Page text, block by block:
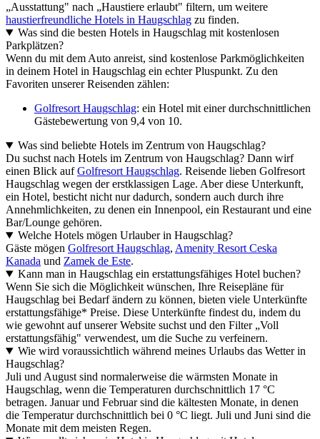
„Ausstattung" nach „Haustiere erlaubt" filtern, um weitere
haustierfreundliche Hotels in Haugschlag zu finden.
Was sind die besten Hotels in Haugschlag mit kostenlosen
Parkplätzen?
Wenn du mit dem Auto anreist, sind kostenlose Parkmöglichkeiten
in deinem Hotel in Haugschlag ein echter Pluspunkt. Zu den
Favoriten unserer Reisenden zählen:
Golfresort Haugschlag: ein Hotel mit einer durchschnittlichen
Gästebewertung von 9,4 von 10.
Was sind beliebte Hotels im Zentrum von Haugschlag?
Du suchst nach Hotels im Zentrum von Haugschlag? Dann wirf
einen Blick aufGolfresort Haugschlag. Reisende lieben Golfresort
Haugschlag wegen der erstklassigen Lage. Aber diese Unterkunft,
ein Hotel, besticht nicht nur dadurch, sondern auch durch ihre
Annehmlichkeiten, zu denen ein Innenpool, ein Restaurant und eine
Bar/Lounge gehören.
Welche Hotels mögen Urlauber in Haugschlag?
Gäste mögen Golfresort Haugschlag, Amenity Resort Ceska
Kanada und Zamek de Este.
Kann man in Haugschlag ein erstattungsfähiges Hotel buchen?
Wenn Sie sich die Möglichkeit wünschen, Ihre Reisepläne für
Haugschlag bei Bedarf ändern zu können, bieten viele Unterkünfte
erstattungsfähige* Preise. Diese Unterkünfte findest du, indem du
wie gewohnt auf unserer Website suchst und den Filter „Voll
erstattungsfähig" verwendest, um die Suche zu verfeinern.
Wie wird voraussichtlich während meines Urlaubs das Wetter in
Haugschlag?
Juli und August sind normalerweise die wärmsten Monate in
Haugschlag, wenn die Temperaturen durchschnittlich 17 °C
betragen. Januar und Februar sind die kältesten Monate, in denen
die Temperatur durchschnittlich bei 0 °C liegt. Juli und Juni sind die
Monate mit dem meisten Regen.